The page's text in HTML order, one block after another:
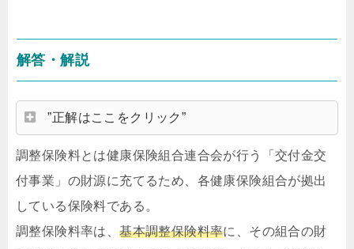
解答・解説
”正解はここをクリック”
調整保険料とは健康保険組合連合会が行う「交付金交
付事業」の財源に充てるため、各健康保険組合が拠出
している保険料である。
調整保険料率は、基本調整保険料率に、その組合の財